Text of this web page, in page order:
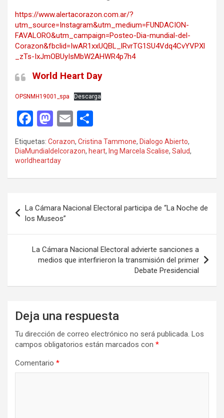
https://www.alertacorazon.com.ar/?
utm_source=Instagram&utm_medium=FUNDACION-
FAVALORO&utm_campaign=Posteo-Dia-mundial-del-
Corazon&fbclid=IwAR1xxUQBL_lRvrTG1SU4Vdq4CvYVPXl
_zTs-IxJmOBUyIsMbW2AHWR4p7h4
World Heart Day
OPSNMH19001_spa Descarga
F
a
ce
b
o
k
M
st
o
d
n
E
m
ail
o
m
ar
Etiquetas: Corazon, Cristina Tammone, Dialogo Abierto,
DiaMundialdelcorazon, heart, Ing Marcela Scalise, Salud,
worldheartday
de
entradas
La Cámara Nacional Electoral participa de “La Noche de
los Museos”
La Cámara Nacional Electoral advierte sanciones a
medios que interfirieron la transmisión del primer
Debate Presidencial
Deja una respuesta
Tu dirección de correo electrónico no será publicada. Los
campos obligatorios están marcados con *
Comentario *